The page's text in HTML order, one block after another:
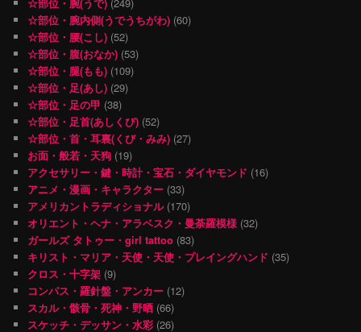
☆部位・腕内側(うでうちがわ) (60)
☆部位・腰(こし) (52)
☆部位・腹(おなか) (53)
☆部位・腿(もも) (109)
☆部位・足(あし) (29)
☆部位・足の甲 (38)
☆部位・足首(あしくび) (52)
☆部位・首・耳裏(くび・みみ) (27)
お面・般若・天狗 (19)
アクセサリー・鍵・時計・宝石・ダイヤモンド (16)
アニメ・漫画・キャラクター (33)
アメリカントラディショナル(170)
オリエント・ヘナ・アラベスク・曼荼羅模様 (32)
ガールズ タトゥー・girl tattoo (83)
キリスト・マリア・天使・天使・プレイングハンド (35)
クロス・十字架 (9)
コンパス・羅針盤・アンカー (12)
スカル・骸骨・死神・野晒 (66)
スケッチ・デッサン・水彩 (26)